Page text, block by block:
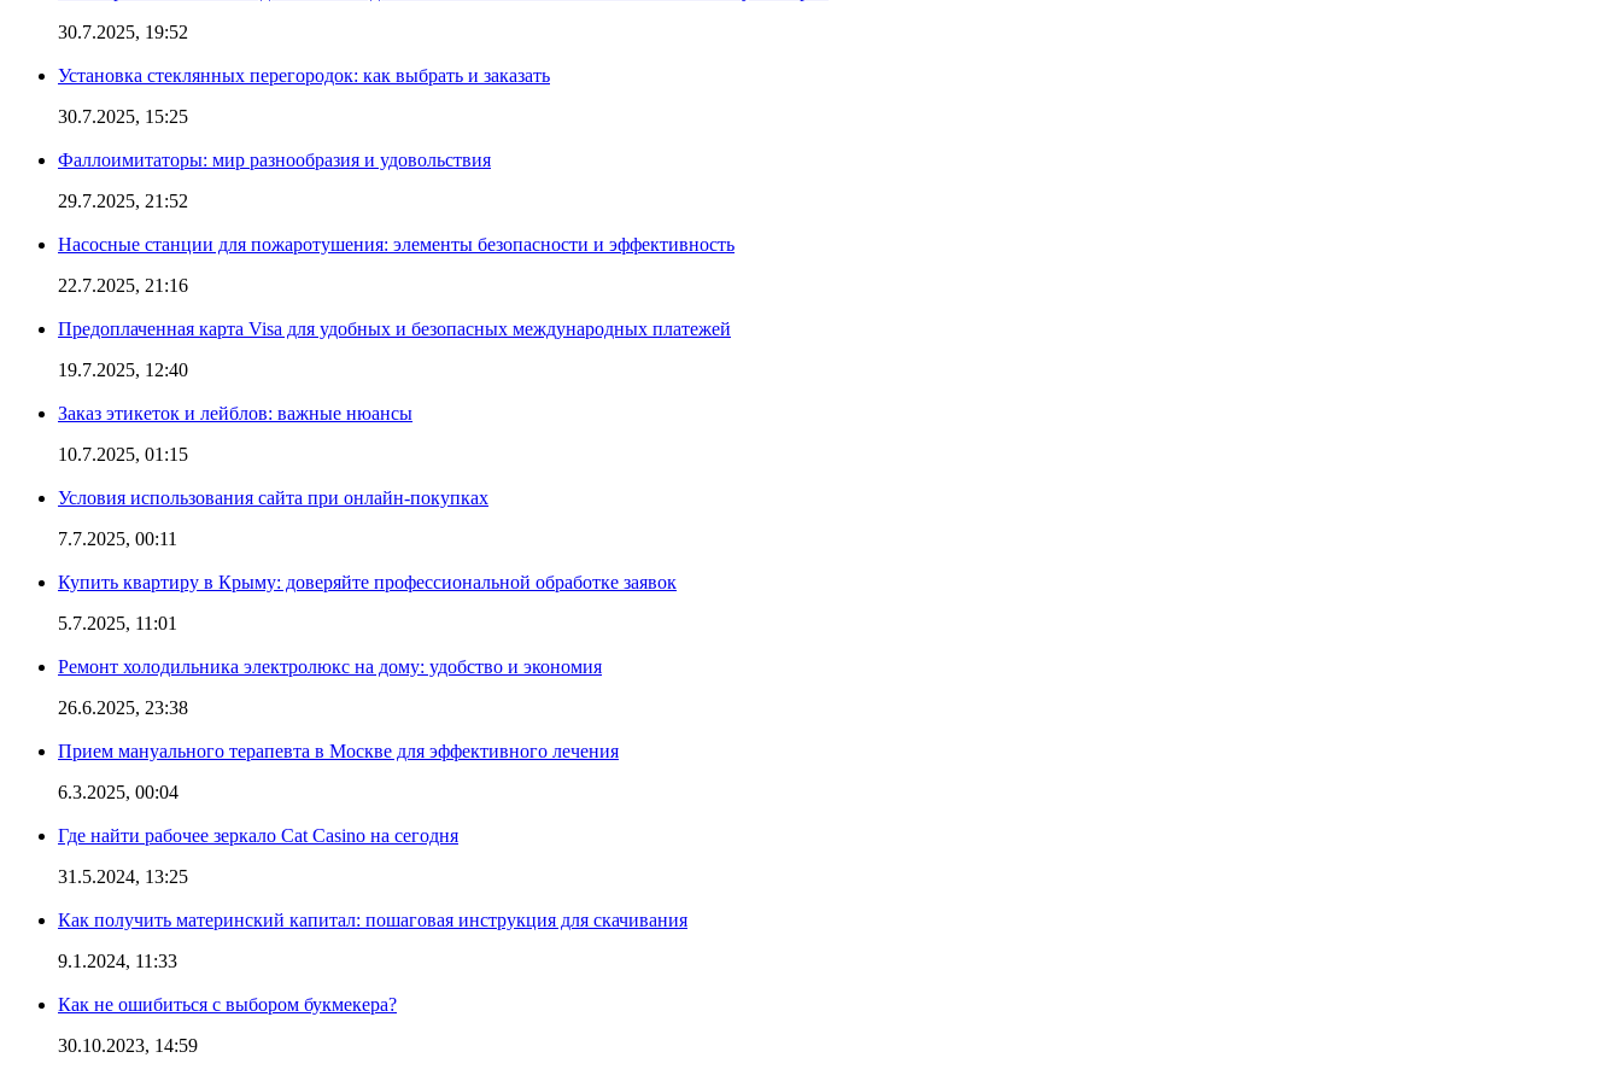
30.7.2025, 19:52
Установка стеклянных перегородок: как выбрать и заказать
30.7.2025, 15:25
Фаллоимитаторы: мир разнообразия и удовольствия
29.7.2025, 21:52
Насосные станции для пожаротушения: элементы безопасности и эффективность
22.7.2025, 21:16
Предоплаченная карта Visa для удобных и безопасных международных платежей
19.7.2025, 12:40
Заказ этикеток и лейблов: важные нюансы
10.7.2025, 01:15
Условия использования сайта при онлайн-покупках
7.7.2025, 00:11
Купить квартиру в Крыму: доверяйте профессиональной обработке заявок
5.7.2025, 11:01
Ремонт холодильника электролюкс на дому: удобство и экономия
26.6.2025, 23:38
Прием мануального терапевта в Москве для эффективного лечения
6.3.2025, 00:04
Где найти рабочее зеркало Cat Casino на сегодня
31.5.2024, 13:25
Как получить материнский капитал: пошаговая инструкция для скачивания
9.1.2024, 11:33
Как не ошибиться с выбором букмекера?
30.10.2023, 14:59